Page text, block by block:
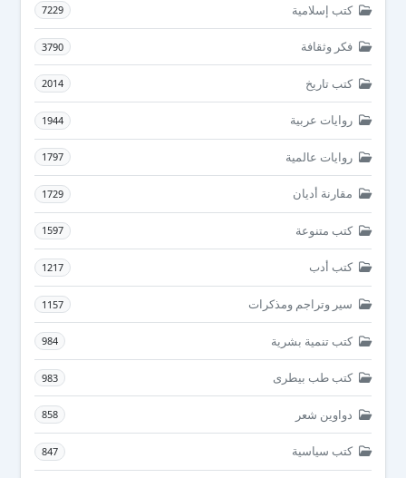
كتب إسلامية 7229
فكر وثقافة 3790
كتب تاريخ 2014
روايات عربية 1944
روايات عالمية 1797
مقارنة أديان 1729
كتب متنوعة 1597
كتب أدب 1217
سير وتراجم ومذكرات 1157
كتب تنمية بشرية 984
كتب طب بيطرى 983
دواوين شعر 858
كتب سياسية 847